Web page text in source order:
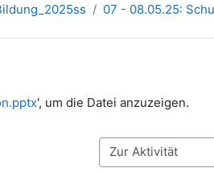
07 - 08.05.25:
', um die Datei anzuzeigen.
Zur Aktivität